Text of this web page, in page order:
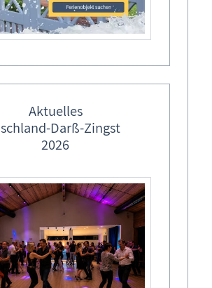
Familie Müller / Häse
Wieck a. Darß
17:00 Uhr
Aktuelles
Darß-Zingst
2026